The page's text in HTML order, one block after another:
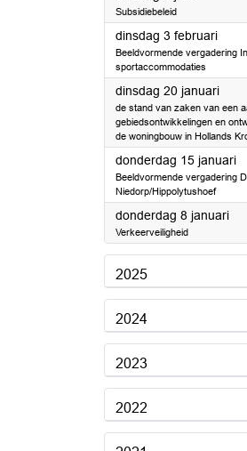
Subsidiebeleid
dinsdag 3 februari2026
Beeldvormende vergadering
sportaccommodaties
dinsdag 20 januari2026
de stand van zaken van een
gebiedsontwikkelingen en
de woningbouw in Hollands
donderdag 15 januari
Beeldvormende vergadering
Niedorp/Hippolytushoef
donderdag 8 januari
Verkeerveiligheid
2025
2024
2023
2022